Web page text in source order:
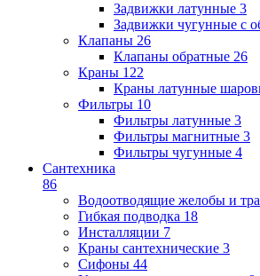
Задвижки латунные 3
Задвижки чугунные с
Клапаны 26
Клапаны обратные 26
Краны 122
Краны латунные
Фильтры 10
Фильтры латунные 3
Фильтры магнитные 3
Фильтры чугунные 4
Сантехника
86
Водоотводящие желобы и
Гибкая подводка 18
Инсталляции 7
Краны сантехнические 3
Сифоны 44